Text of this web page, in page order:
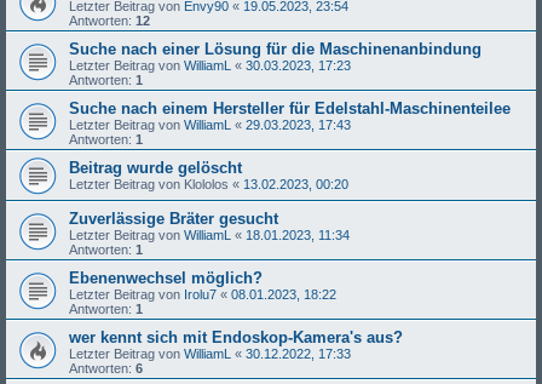
Letzter Beitrag von Envy90 « 19.05.2023, 23:54
Antworten: 12
Suche nach einer Lösung für die Maschinenanbindung
Letzter Beitrag von WilliamL « 30.03.2023, 17:23
Antworten: 1
Suche nach einem Hersteller für Edelstahl-Maschinenteilee
Letzter Beitrag von WilliamL « 29.03.2023, 17:43
Antworten: 1
Beitrag wurde gelöscht
Letzter Beitrag von Klololos « 13.02.2023, 00:20
Zuverlässige Bräter gesucht
Letzter Beitrag von WilliamL « 18.01.2023, 11:34
Antworten: 1
Ebenenwechsel möglich?
Letzter Beitrag von Irolu7 « 08.01.2023, 18:22
Antworten: 1
wer kennt sich mit Endoskop-Kamera's aus?
Letzter Beitrag von WilliamL « 30.12.2022, 17:33
Antworten: 6